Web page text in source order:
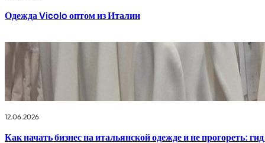
Одежда Vicolo оптом из Италии
12.06.2026
Как начать бизнес на итальянской одежде и не прогореть: